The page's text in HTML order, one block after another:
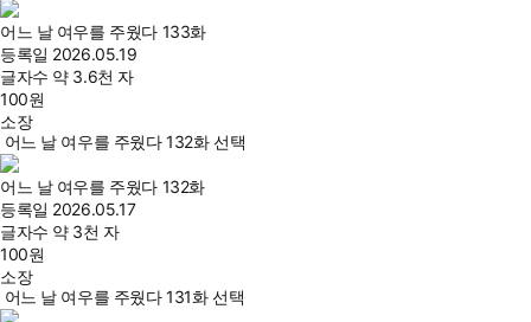
어느 날 여우를 주웠다 133화
등록일 2026.05.19
글자수 약 3.6천 자
100원
소장
어느 날 여우를 주웠다 132화 선택
어느 날 여우를 주웠다 132화
등록일 2026.05.17
글자수 약 3천 자
100원
소장
어느 날 여우를 주웠다 131화 선택